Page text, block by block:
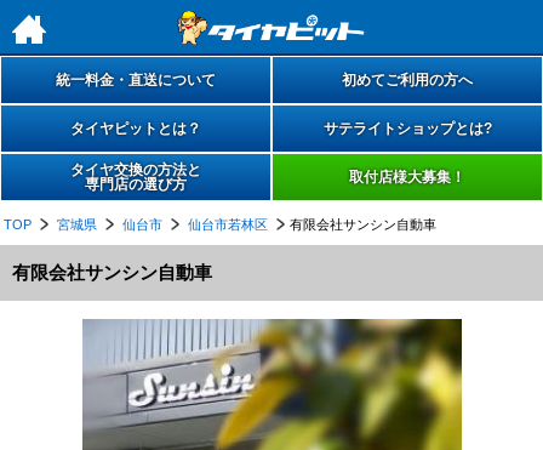
h
統一料金・直送について 初めてご利用の方へ
タイヤピットとは？ サテライトショップとは?
タイヤ交換の方法と
専門店の選び方
取付店様大募集！
TOP 宮城県 仙台市 仙台市若林区 有限会社サンシン自動車
有限会社サンシン自動車